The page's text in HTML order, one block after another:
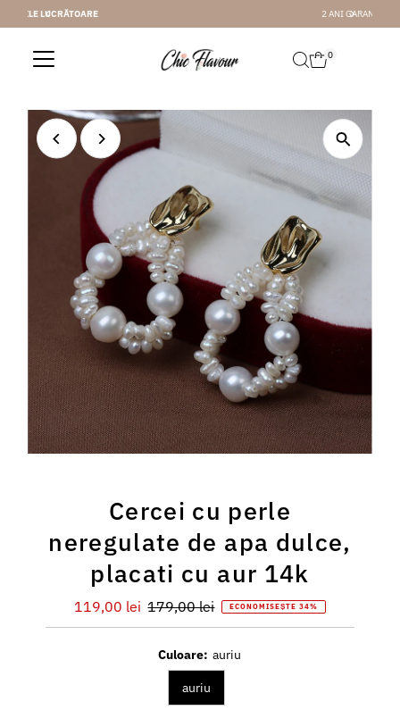
Sari la conținut
0
Cercei cu perle
neregulate de apa dulce,
placati cu aur 14k
Preț
redus
119,00 lei Preț
întreg
179,00 lei ECONOMISEȘTE 34%
Culoare: auriu
auriu